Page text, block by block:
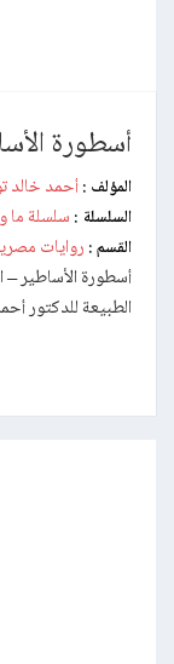
أسطورة
المؤلف : أحمد خالد
السلسلة : سلسلة ما
القسم : روايات
أسطورة الأساطير –
الطبيعة للدكتور